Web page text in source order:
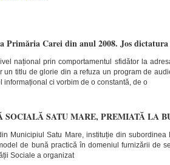
Primăria Carei din anul 2008. Jos dictatura
național prin comportamentul sfidător la
un titlu de glorie din a refuza un program de
informațional ci vorbim de o constantă, de o
SOCIALĂ SATU MARE, PREMIATĂ LA
Municipiul Satu Mare, instituție din
de bună practică în domeniul furnizării de
Sociale a organizat